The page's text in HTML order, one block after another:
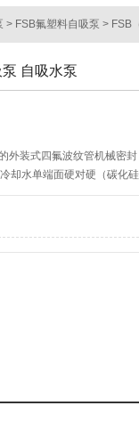
> FSB氟塑料自吸泵 > FSB
自吸水泵
外装式四氟波纹管机械密
却水单端面硬对硬（碳化硅